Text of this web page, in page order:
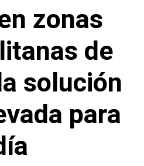
zonas
de
solución
para